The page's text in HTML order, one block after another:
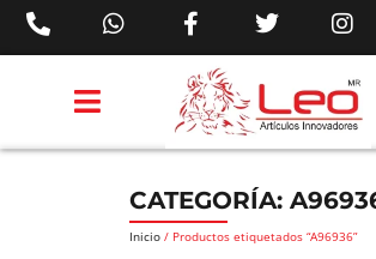
CATEGORÍA:
Inicio / Productos etiquetados “A96936”